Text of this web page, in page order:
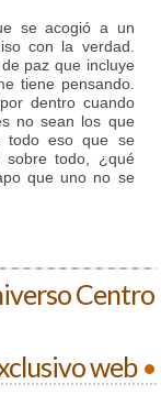
se acogió a un
con la verdad.
paz que incluye
tiene pensando.
dentro cuando
no sean los que
todo eso que se
sobre todo, ¿qué
que uno no se
Centro
web•